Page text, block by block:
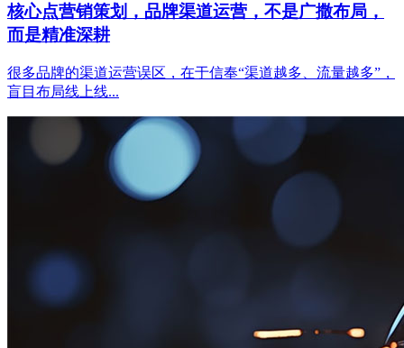
核心点营销策划，品牌渠道运营，不是广撒布局，
而是精准深耕
很多品牌的渠道运营误区，在于信奉“渠道越多、流量越多”，
盲目布局线上线...